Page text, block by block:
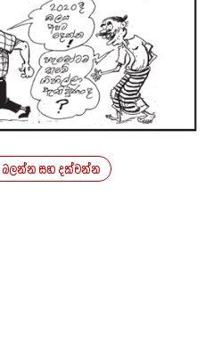
බලන්න සහ දක්වන්න